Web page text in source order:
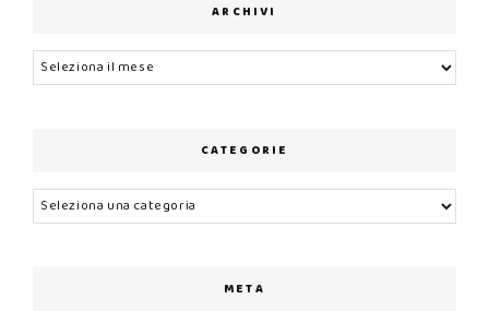
ARCHIVI
Archivi
CATEGORIE
Categorie
META